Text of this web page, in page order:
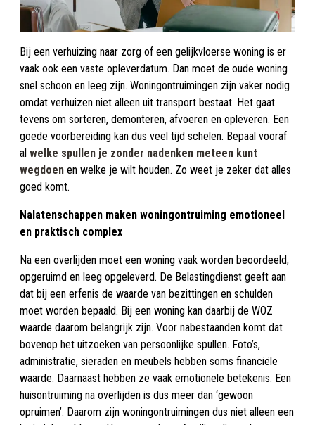
Bij een verhuizing naar zorg of een gelijkvloerse woning is er
vaak ook een vaste opleverdatum. Dan moet de oude woning
snel schoon en leeg zijn. Woningontruimingen zijn vaker nodig
omdat verhuizen niet alleen uit transport bestaat. Het gaat
tevens om sorteren, demonteren, afvoeren en opleveren. Een
goede voorbereiding kan dus veel tijd schelen. Bepaal vooraf
al welke spullen je zonder nadenken meteen kunt
wegdoen en welke je wilt houden. Zo weet je zeker dat alles
goed komt.
Nalatenschappen maken woningontruiming emotioneel
en praktisch complex
Na een overlijden moet een woning vaak worden beoordeeld,
opgeruimd en leeg opgeleverd. De Belastingdienst geeft aan
dat bij een erfenis de waarde van bezittingen en schulden
moet worden bepaald. Bij een woning kan daarbij de WOZ
waarde daarom belangrijk zijn. Voor nabestaanden komt dat
bovenop het uitzoeken van persoonlijke spullen. Foto’s,
administratie, sieraden en meubels hebben soms financiële
waarde. Daarnaast hebben ze vaak emotionele betekenis. Een
huisontruiming na overlijden is dus meer dan ‘gewoon
opruimen’. Daarom zijn woningontruimingen dus niet alleen een